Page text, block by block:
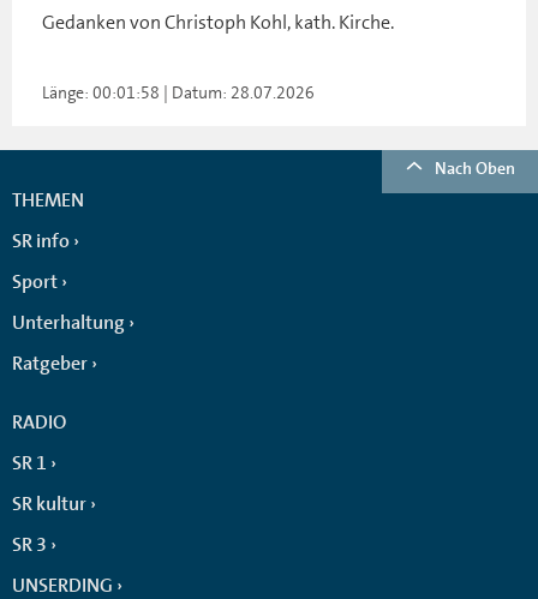
Gedanken von Christoph Kohl, kath. Kirche.
Länge: 00:01:58 | Datum: 28.07.2026
Nach Oben
THEMEN
SR info
Sport
Unterhaltung
Ratgeber
RADIO
SR 1
SR kultur
SR 3
UNSERDING